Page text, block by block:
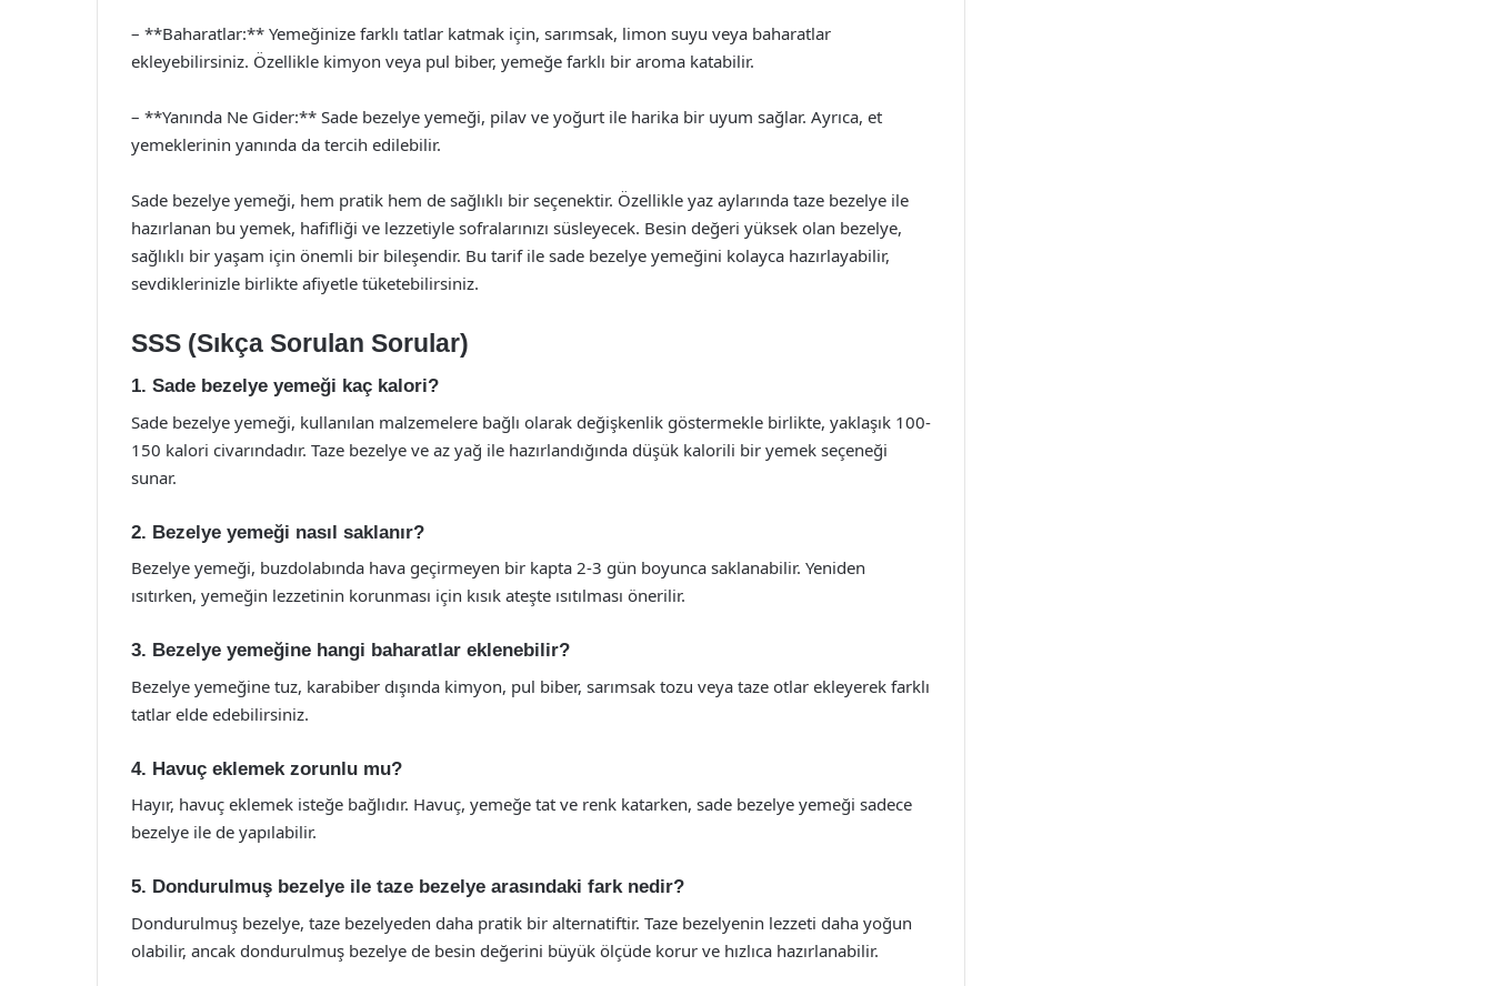
– **Baharatlar:** Yemeğinize farklı tatlar katmak için, sarımsak, limon suyu veya baharatlar
ekleyebilirsiniz. Özellikle kimyon veya pul biber, yemeğe farklı bir aroma katabilir.
– **Yanında Ne Gider:** Sade bezelye yemeği, pilav ve yoğurt ile harika bir uyum sağlar. Ayrıca, et
yemeklerinin yanında da tercih edilebilir.
Sade bezelye yemeği, hem pratik hem de sağlıklı bir seçenektir. Özellikle yaz aylarında taze bezelye ile
hazırlanan bu yemek, hafifliği ve lezzetiyle sofralarınızı süsleyecek. Besin değeri yüksek olan bezelye,
sağlıklı bir yaşam için önemli bir bileşendir. Bu tarif ile sade bezelye yemeğini kolayca hazırlayabilir,
sevdiklerinizle birlikte afiyetle tüketebilirsiniz.
SSS (Sıkça Sorulan Sorular)
1. Sade bezelye yemeği kaç kalori?
Sade bezelye yemeği, kullanılan malzemelere bağlı olarak değişkenlik göstermekle birlikte, yaklaşık 100-
150 kalori civarındadır. Taze bezelye ve az yağ ile hazırlandığında düşük kalorili bir yemek seçeneği
sunar.
2. Bezelye yemeği nasıl saklanır?
Bezelye yemeği, buzdolabında hava geçirmeyen bir kapta 2-3 gün boyunca saklanabilir. Yeniden
ısıtırken, yemeğin lezzetinin korunması için kısık ateşte ısıtılması önerilir.
3. Bezelye yemeğine hangi baharatlar eklenebilir?
Bezelye yemeğine tuz, karabiber dışında kimyon, pul biber, sarımsak tozu veya taze otlar ekleyerek farklı
tatlar elde edebilirsiniz.
4. Havuç eklemek zorunlu mu?
Hayır, havuç eklemek isteğe bağlıdır. Havuç, yemeğe tat ve renk katarken, sade bezelye yemeği sadece
bezelye ile de yapılabilir.
5. Dondurulmuş bezelye ile taze bezelye arasındaki fark nedir?
Dondurulmuş bezelye, taze bezelyeden daha pratik bir alternatiftir. Taze bezelyenin lezzeti daha yoğun
olabilir, ancak dondurulmuş bezelye de besin değerini büyük ölçüde korur ve hızlıca hazırlanabilir.